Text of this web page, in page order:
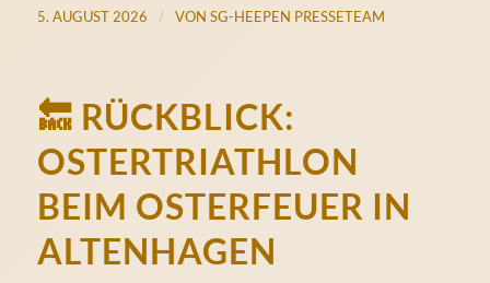
5. AUGUST 2026 / VON SG-HEEPEN PRESSETEAM
🔙 RÜCKBLICK:
OSTERTRIATHLON
BEIM OSTERFEUER IN
ALTENHAGEN